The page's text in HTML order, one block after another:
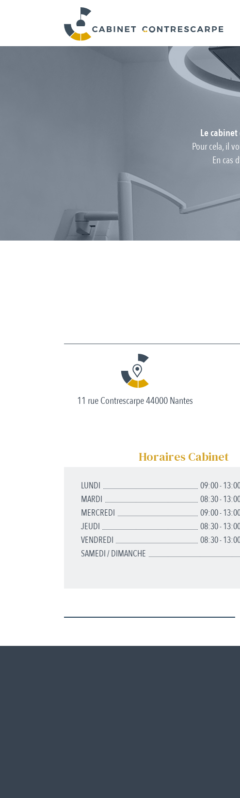
Le
Pour cela, il
En cas
11 rue Contrescarpe 44000 Nantes
Horaires Cabinet
LUNDI 09:00 -
MARDI
08:30 -
MERCREDI
09:00 -
JEUDI
08:30 -
VENDREDI
08:30 -
SAMEDI / DIMANCHE